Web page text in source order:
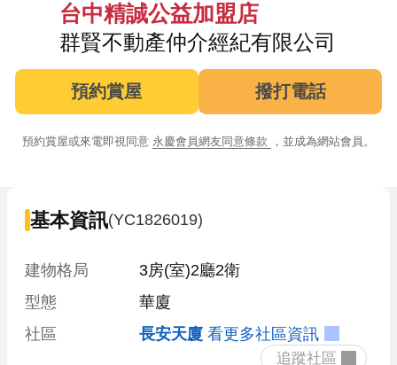
台中精誠公益加盟店
群賢不動產仲介經紀有限公司
預約賞屋 撥打電話
預約賞屋或來電即視同意 永慶會員網友同意條款 ，並成為網站會員。
基本資訊(YC1826019)
建物格局
3房(室)2廳2衛
型態
華廈
社區
長安天廈 看更多社區資訊